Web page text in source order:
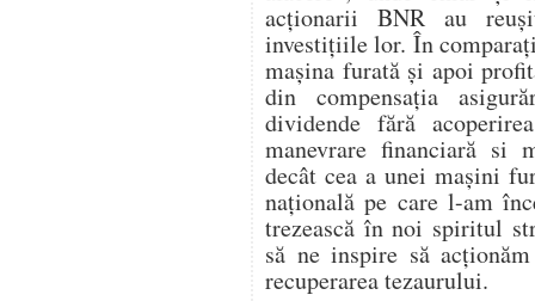
acționarii BNR au
investițiile lor. În
mașina furată și apoi
din compensația
dividende fără
manevrare financiară si
decât cea a unei mașini
națională pe care l-am
trezească în noi spiritul
să ne inspire să
recuperarea tezaurului.